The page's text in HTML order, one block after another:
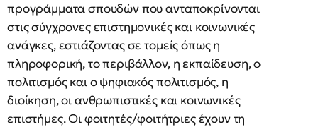
προγράμματα σπουδών που ανταποκρίνονται
στις σύγχρονες επιστημονικές και κοινωνικές
ανάγκες, εστιάζοντας σε τομείς όπως η
πληροφορική, το περιβάλλον, η εκπαίδευση, ο
πολιτισμός και ο ψηφιακός πολιτισμός, η
διοίκηση, οι ανθρωπιστικές και κοινωνικές
επιστήμες. Οι φοιτητές/φοιτήτριες έχουν τη